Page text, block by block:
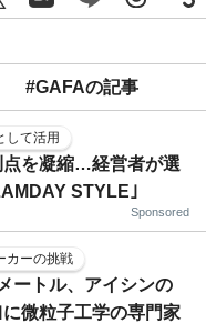
#GAFAの記事
して活用
点を凝縮…経営者が選
STYLE｣
Sponsored
カーの挑戦
ートル、アイシンの
微粒子工学の専門家